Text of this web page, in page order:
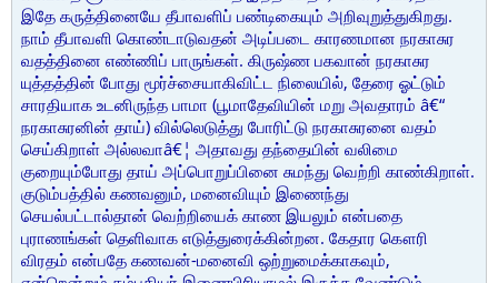
இதே கருத்தினையே தீபாவளிப் பண்டிகையும் அறிவுறுத்துகிறது.
நாம் தீபாவளி கொண்டாடுவதன் அடிப்படை காரணமான நரகாசுர
வதத்தினை எண்ணிப் பாருங்கள். கிருஷ்ண பகவான் நரகாசுர
யுத்தத்தின் போது மூர்ச்சையாகிவிட்ட நிலையில், தேரை ஓட்டும்
சாரதியாக உடனிருந்த பாமா (பூமாதேவியின் மறு அவதாரம் â€“
நரகாசுரனின் தாய்) வில்லெடுத்து போரிட்டு நரகாசுரனை வதம்
செய்கிறாள் அல்லவாâ€¦ அதாவது தந்தையின் வலிமை
குறையும்போது தாய் அப்பொறுப்பினை சுமந்து வெற்றி காண்கிறாள்.
குடும்பத்தில் கணவனும், மனைவியும் இணைந்து
செயல்பட்டால்தான் வெற்றியைக் காண இயலும் என்பதை
புராணங்கள் தெளிவாக எடுத்துரைக்கின்றன. கேதார கௌரி
விரதம் என்பதே கணவன்-மனைவி ஒற்றுமைக்காகவும்,